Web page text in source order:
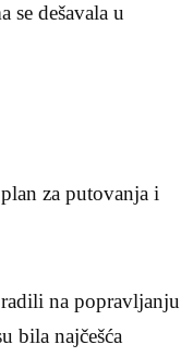
se dešavala u
za putovanja i
na popravljanju
bila najčešća